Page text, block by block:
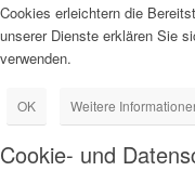
Cookies erleichtern die
unserer Dienste erklären Sie
verwenden.
OK Weitere
Cookie- und